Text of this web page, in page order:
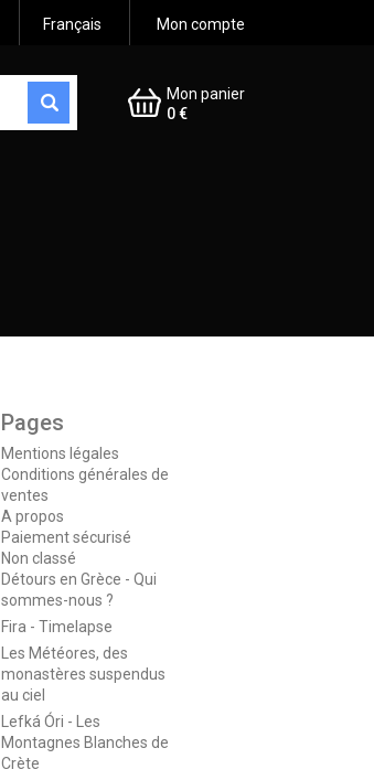
Mon compte
Français
Mon panier
0 €
Pages
Mentions légales
Conditions générales de
ventes
A propos
Paiement sécurisé
Non classé
Détours en Grèce - Qui
sommes-nous ?
Fira - Timelapse
Les Météores, des
monastères suspendus
au ciel
Lefká Óri - Les
Montagnes Blanches de
Crète